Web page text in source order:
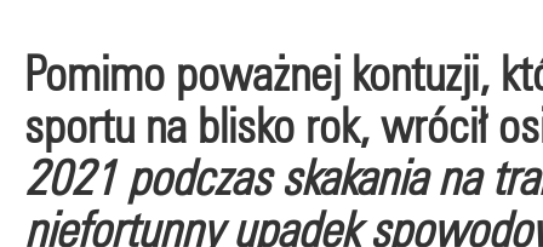
Pomimo poważnej kontuzji,
sportu na blisko rok, wrócił
2021 podczas skakania na
niefortunny upadek